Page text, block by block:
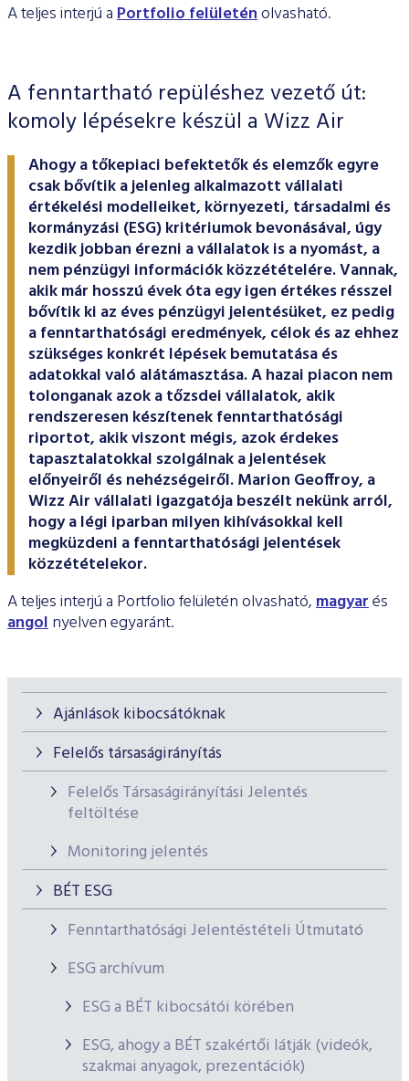
Ajánlások kibocsátóknak
Felelős társaságirányítás
Felelős Társaságirányítási Jelentés
feltöltése
Monitoring jelentés
BÉT ESG
Fenntarthatósági Jelentéstételi Útmutató
ESG archívum
ESG a BÉT kibocsátói körében
ESG, ahogy a BÉT szakértői látják (videók,
szakmai anyagok, prezentációk)
A teljes interjú aPortfolio felületénolvasható.
A fenntartható repüléshez vezető út:
komoly lépésekre készül a Wizz Air
Ahogy a tőkepiaci befektetők és elemzők egyre
csak bővítik a jelenleg alkalmazott vállalati
értékelési modelleiket, környezeti, társadalmi és
kormányzási (ESG) kritériumok bevonásával, úgy
kezdik jobban érezni a vállalatok is a nyomást, a
nem pénzügyi információk közzétételére. Vannak,
akik már hosszú évek óta egy igen értékes résszel
bővítik ki az éves pénzügyi jelentésüket, ez pedig
a fenntarthatósági eredmények, célok és az ehhez
szükséges konkrét lépések bemutatása és
adatokkal való alátámasztása. A hazai piacon nem
tolonganak azok a tőzsdei vállalatok, akik
rendszeresen készítenek fenntarthatósági
riportot, akik viszont mégis, azok érdekes
tapasztalatokkal szolgálnak a jelentések
előnyeiről és nehézségeiről. Marion Geoffroy, a
Wizz Air vállalati igazgatója beszélt nekünk arról,
hogy a légi iparban milyen kihívásokkal kell
megküzdeni a fenntarthatósági jelentések
közzétételekor.
A teljes interjú a Portfolio felületén olvasható,magyarés
angolnyelven egyaránt.